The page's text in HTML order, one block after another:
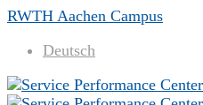
RWTH Aachen Campus
Deutsch